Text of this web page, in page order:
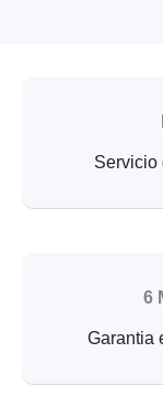
Servicio
6
Garantia